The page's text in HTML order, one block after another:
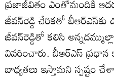
ప్రజాజీవితం ఎంతోమందికి
జీవన్‌రెడ్డి చేరికతో బీఆర్ఎస్‌కు
జీవన్‌రెడ్డితో కలిసి
వివరించారు. బీఆర్ఎస్ ప్రధాన
బాధ్యతలు ఇస్తామని స్పష్టం